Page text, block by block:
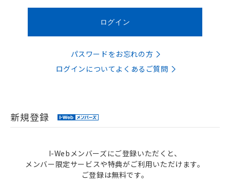
パスワードをお忘れの方
ログインについてよくあるご質問
新規登録
I-Webメンバーズにご登録いただくと、
メンバー限定サービスや特典がご利用いただけます。
ご登録は無料です。